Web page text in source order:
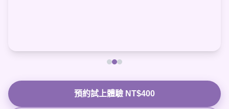
預約試上體驗 NT$400